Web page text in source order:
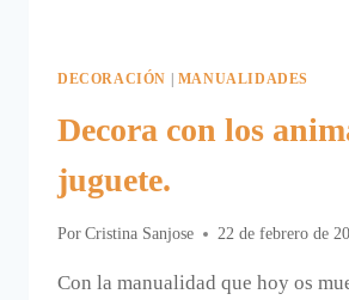
DECORACIÓN | MANUALIDADES
Decora con los
juguete.
Por Cristina Sanjose 22 de febrero de
Con la manualidad que hoy os